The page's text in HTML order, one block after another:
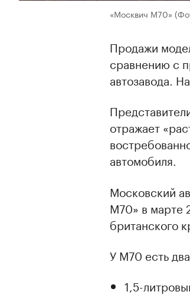
«Москвич М70»
Продажи
сравнению с
автозавода.
отражает
автомобиля.
Московский
М70» в марте
британского
У М70 есть
1,5-